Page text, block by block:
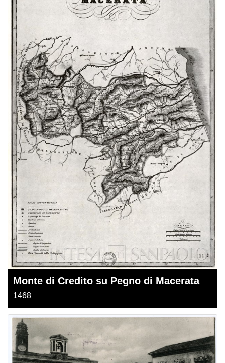
Monte di Credito su Pegno di Macerata
1468